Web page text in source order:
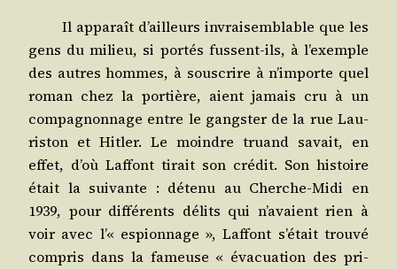
Il appa­raît d’ailleurs invrai­sem­blable que les
gens du milieu, si por­tés fussent-ils, à l’exemple
des autres hommes, à sous­crire à n’im­porte quel
roman chez la por­tière, aient jamais cru à un
com­pa­gnon­nage entre le gang­ster de la rue Lau­
ris­ton et Hit­ler. Le moindre truand savait, en
effet, d’où Laf­font tirait son cré­dit. Son his­toire
était la sui­vante : déte­nu au Cherche-Midi en
1939, pour dif­fé­rents délits qui n’a­vaient rien à
voir avec l’« espion­nage », Laf­font s’é­tait trou­vé
com­pris dans la fameuse « éva­cua­tion des pri­